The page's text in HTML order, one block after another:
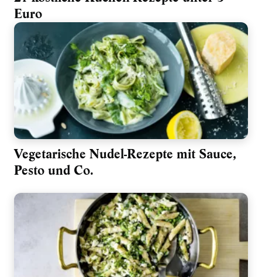
Euro
Vegetarische Nudel-Rezepte mit Sauce,
Pesto und Co.